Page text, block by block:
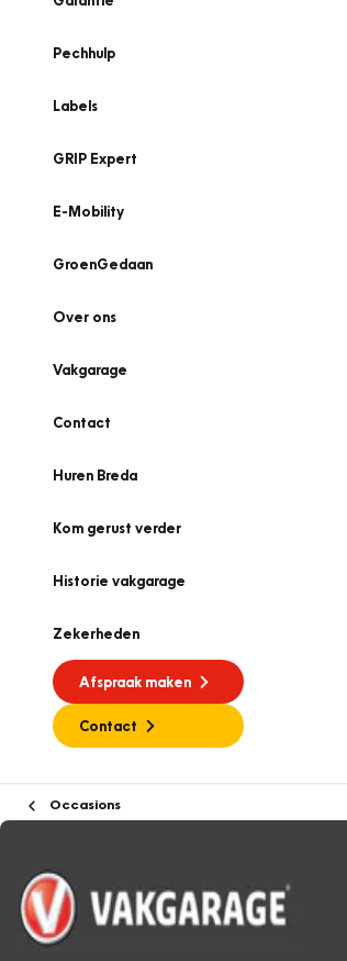
Pechhulp
Labels
GRIP Expert
E-Mobility
GroenGedaan
Over ons
Vakgarage
Contact
Huren Breda
Kom gerust verder
Historie vakgarage
Zekerheden
Afspraak maken
Contact
Occasions